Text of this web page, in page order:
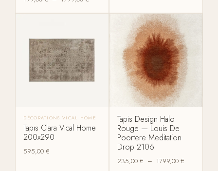
DÉCORATIONS VICAL HOME
Tapis Clara Vical Home
200x290
595,00€
Tapis Design Halo
Rouge — Louis De
Poortere Meditation
Drop 2106
235,00 € – 1799,00 €